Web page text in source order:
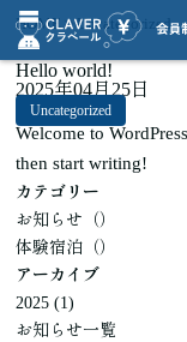
HOME Uncategorized
Hello world!
2025年04月25日
Uncategorized
Welcome to
then start writing!
カテゴリー
お知らせ（）
体験宿泊（）
アーカイブ
2025 (1)
お知らせ一覧